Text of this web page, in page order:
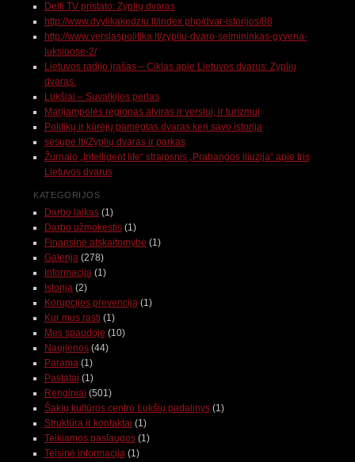
Delfi TV pristato: Zyplių dvaras
http://www.dvylikakedziu.lt/index.php/dvar-istorijos/88
http://www.verslaspolitika.lt/zypliu-dvaro-seimininkas-gyvena-
luksiuose-2/
Lietuvos radijo įrašas – Ciklas apie Lietuvos dvarus: Zyplių
dvaras.
Lukšiai – Suvalkijos perlas
Marijampolės regionas atviras ir verslui, ir turizmui
Politikų ir kūrėjų pamėgtas dvaras keri savo istorija
sesupe.lt//Zyplių dvaras ir parkas
Žurnalo „Intelligent life“ straipsnis „Prabangos iliuzija“ apie tris
Lietuvos dvarus
KATEGORIJOS
Darbo laikas(1)
Darbo užmokestis(1)
Finansinė atskaitomybė (1)
Galerija(278)
Informacija(1)
Istorija(2)
Korupcijos prevencija(1)
Kur mus rasti (1)
Mes spaudoje (10)
Naujienos(44)
Parama(1)
Pastatai (1)
Renginiai (501)
Šakių kultūros centro Lukšių padalinys(1)
Struktūra ir kontaktai (1)
Teikiamos paslaugos(1)
Teisinė informacija(1)